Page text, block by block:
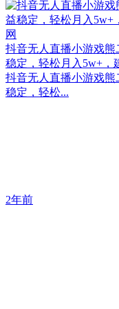
抖音无人直播小游戏熊
稳定，轻松月入5w+，
抖音无人直播小游戏熊
稳定，轻松...
2年前